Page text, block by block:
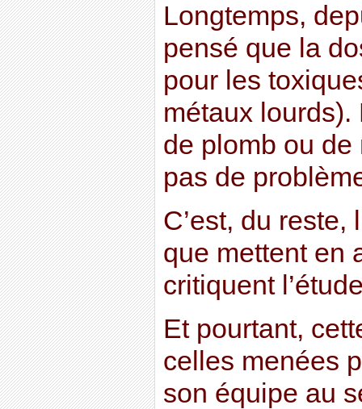
Longtemps,
pensé que la
pour les
métaux
de plomb ou
pas de
C’est, du reste,
que mettent en
critiquent
Et pourtant,
celles menées
son équipe au